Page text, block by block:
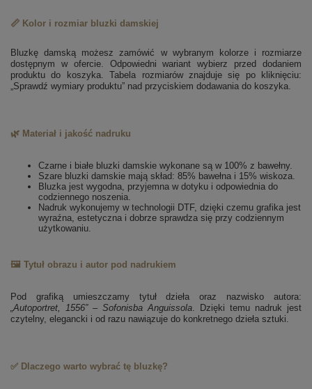
📏 Kolor i rozmiar bluzki damskiej
Bluzkę damską możesz zamówić w wybranym kolorze i rozmiarze
dostępnym w ofercie. Odpowiedni wariant wybierz przed dodaniem
produktu do koszyka. Tabela rozmiarów znajduje się po kliknięciu:
„Sprawdź wymiary produktu” nad przyciskiem dodawania do koszyka.
🌿 Materiał i jakość nadruku
Czarne i białe bluzki damskie wykonane są w 100% z bawełny.
Szare bluzki damskie mają skład: 85% bawełna i 15% wiskoza.
Bluzka jest wygodna, przyjemna w dotyku i odpowiednia do
codziennego noszenia.
Nadruk wykonujemy w technologii DTF, dzięki czemu grafika jest
wyraźna, estetyczna i dobrze sprawdza się przy codziennym
użytkowaniu.
🖼️ Tytuł obrazu i autor pod nadrukiem
Pod grafiką umieszczamy tytuł dzieła oraz nazwisko autora:
„Autoportret, 1556” – Sofonisba Anguissola. Dzięki temu nadruk jest
czytelny, elegancki i od razu nawiązuje do konkretnego dzieła sztuki.
✅ Dlaczego warto wybrać tę bluzkę?